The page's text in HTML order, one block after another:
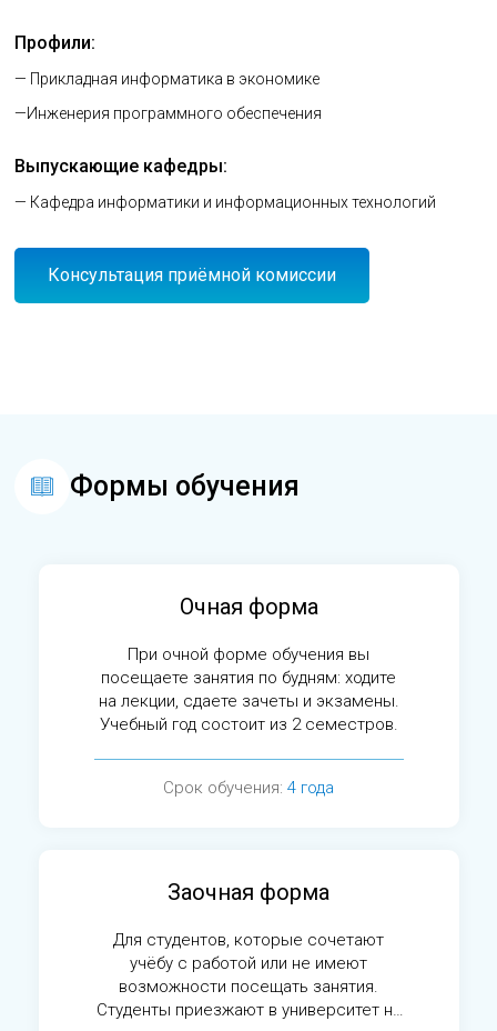
Профили:
— Прикладная информатика в экономике
—Инженерия программного обеспечения
Выпускающие кафедры:
— Кафедра информатики и информационных технологий
Консультация приёмной комиссии
Формы обучения
Очная форма
При очной форме обучения вы
посещаете занятия по будням: ходите
на лекции, сдаете зачеты и экзамены.
Учебный год состоит из 2 семестров.
Срок обучения: 4 года
Заочная форма
Для студентов, которые сочетают
учёбу с работой или не имеют
возможности посещать занятия.
Студенты приезжают в университет на